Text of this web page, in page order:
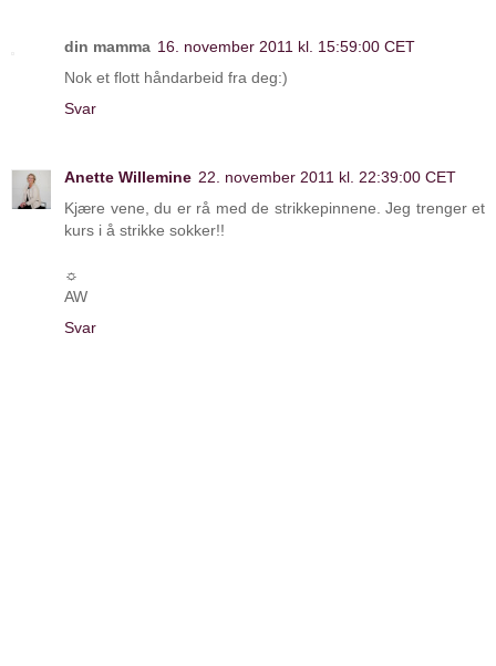
din mamma 16. november 2011 kl. 15:59:00 CET
Nok et flott håndarbeid fra deg:)
Svar
Anette Willemine 22. november 2011 kl. 22:39:00 CET
Kjære vene, du er rå med de strikkepinnene. Jeg trenger et
kurs i å strikke sokker!!
☼
AW
Svar